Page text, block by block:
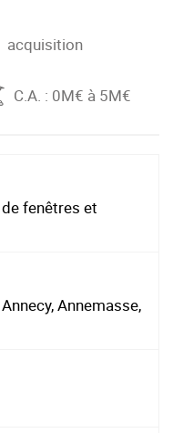
acquisition
C.A. : 0M€ à 5M€
fenêtres et
Annemasse,